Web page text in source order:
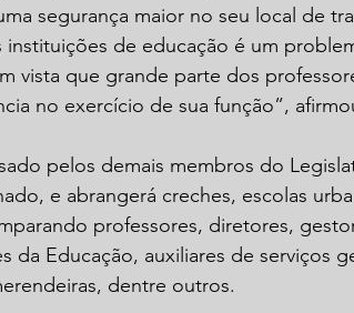
segurança maior no seu local de
de educação é um
vista que grande parte dos
no exercício de sua função”,
pelos demais membros do
e abrangerá creches, escolas
professores, diretores,
da Educação, auxiliares de serviços
dentre outros.